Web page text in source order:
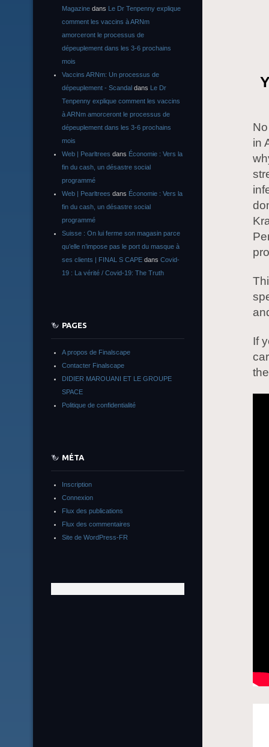
in
If
Magazine dans Le Dr Tenpenny explique
comment les vaccins à ARNm
amorceront le processus de
dépeuplement dans les 3-6 prochains
mois
Vaccins ARNm: Un processus de
dépeuplement - Scandal dans Le Dr
Tenpenny explique comment les vaccins
à ARNm amorceront le processus de
dépeuplement dans les 3-6 prochains
mois
Web | Pearltrees dans Économie : Vers la
fin du cash, un désastre social
programmé
Web | Pearltrees dans Économie : Vers la
fin du cash, un désastre social
programmé
Suisse : On lui ferme son magasin parce
qu’elle n’impose pas le port du masque à
ses clients | FINAL S CAPE dans Covid-
19 : La vérité / Covid-19: The Truth
PAGES
A propos de Finalscape
Contacter Finalscape
DIDIER MAROUANI ET LE GROUPE
SPACE
Politique de confidentialité
MÉTA
Inscription
Connexion
Flux des publications
Flux des commentaires
Site de WordPress-FR